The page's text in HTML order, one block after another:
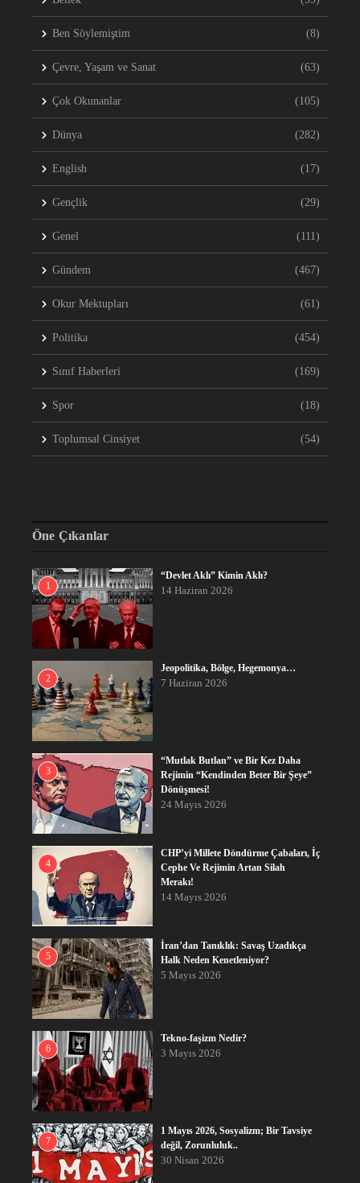
Ben Söylemiştim (8)
Çevre, Yaşam ve Sanat (63)
Çok Okunanlar (105)
Dünya (282)
English (17)
Gençlik (29)
Genel (111)
Gündem (467)
Okur Mektupları (61)
Politika (454)
Sınıf Haberleri (169)
Spor (18)
Toplumsal Cinsiyet (54)
Öne Çıkanlar
1
“Devlet Aklı” Kimin Aklı?
14 Haziran 2026
2
Jeopolitika, Bölge, Hegemonya…
7 Haziran 2026
3
“Mutlak Butlan” ve Bir Kez Daha
Rejimin “Kendinden Beter Bir Şeye”
Dönüşmesi!
24 Mayıs 2026
4
CHP’yi Millete Döndürme Çabaları, İç
Cephe Ve Rejimin Artan Silah
Merakı!
14 Mayıs 2026
5
İran’dan Tanıklık: Savaş Uzadıkça
Halk Neden Kenetleniyor?
5 Mayıs 2026
6
Tekno-faşizm Nedir?
3 Mayıs 2026
7
1 Mayıs 2026, Sosyalizm; Bir Tavsiye
değil, Zorunluluk..
30 Nisan 2026